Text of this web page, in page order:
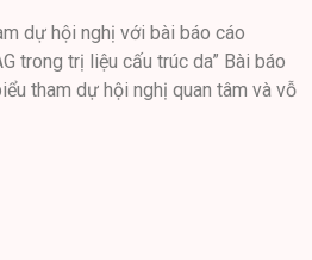
dự hội nghị với bài báo cáo
trong trị liệu cấu trúc da” Bài báo
tham dự hội nghị quan tâm và vỗ